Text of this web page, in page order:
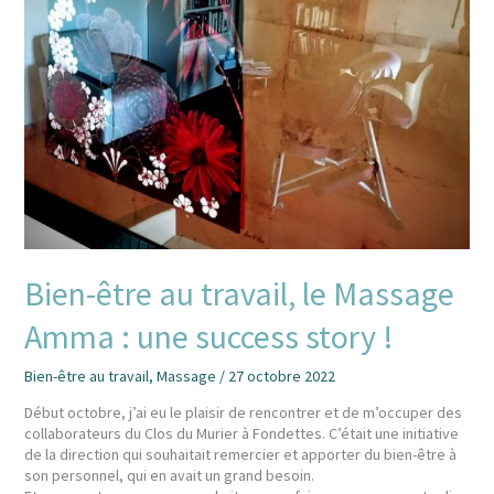
Bien-être au travail, le Massage
Amma : une success story !
Bien-être au travail, Massage / 27 octobre 2022
Début octobre, j’ai eu le plaisir de rencontrer et de m’occuper des
collaborateurs du Clos du Murier à Fondettes. C’était une initiative
de la direction qui souhaitait remercier et apporter du bien-être à
son personnel, qui en avait un grand besoin.